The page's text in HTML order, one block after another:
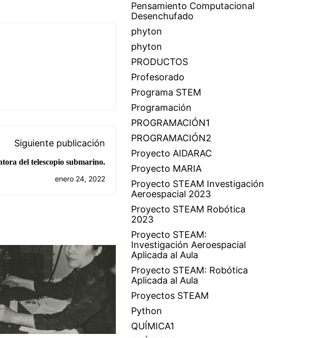
Siguiente publicación
del telescopio submarino.
enero 24, 2022
Pensamiento Computacional
Desenchufado
phyton
phyton
PRODUCTOS
Profesorado
Programa STEM
Programación
PROGRAMACIÓN1
PROGRAMACIÓN2
Proyecto AIDARAC
Proyecto MARIA
Proyecto STEAM Investigación
Aeroespacial 2023
Proyecto STEAM Robótica
2023
Proyecto STEAM:
Investigación Aeroespacial
Aplicada al Aula
Proyecto STEAM: Robótica
Aplicada al Aula
Proyectos STEAM
Python
QUÍMICA1